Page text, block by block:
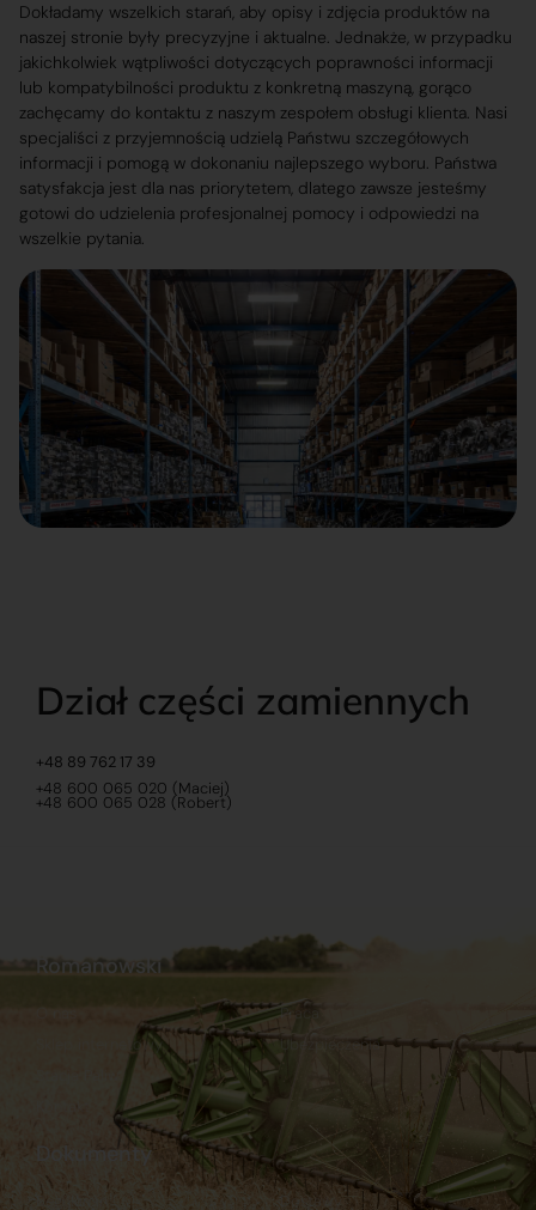
Dokładamy wszelkich starań, aby opisy i zdjęcia produktów na
naszej stronie były precyzyjne i aktualne. Jednakże, w przypadku
jakichkolwiek wątpliwości dotyczących poprawności informacji
lub kompatybilności produktu z konkretną maszyną, gorąco
zachęcamy do kontaktu z naszym zespołem obsługi klienta. Nasi
specjaliści z przyjemnością udzielą Państwu szczegółowych
informacji i pomogą w dokonaniu najlepszego wyboru. Państwa
satysfakcja jest dla nas priorytetem, dlatego zawsze jesteśmy
gotowi do udzielenia profesjonalnej pomocy i odpowiedzi na
wszelkie pytania.
Dział części zamiennych
+48 89 762 17 39
+48 600 065 020 (Maciej)
+48 600 065 028 (Robert)
Dokumenty
Regulamin Dostawy
Romanowski
Sklep internetowy
Praca
Ubezpieczenia